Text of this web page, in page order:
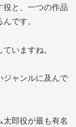
と、一つの作品
です。
いますね。
ジャンルに及んで
郎役が最も有名